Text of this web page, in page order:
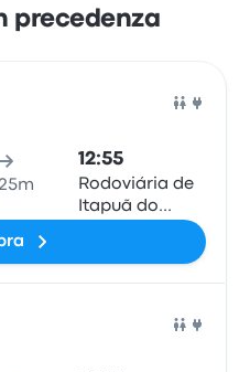
precedenza
12:55
Rodoviária de
Itapuã do